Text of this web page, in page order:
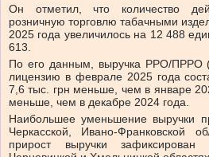
Он отметил, что количество
розничную торговлю табачными
2025 года увеличилось на 12 488
613.
По его данным, выручка РРО/ПРРО
лицензию в феврале 2025 года
7,6 тыс. грн меньше, чем в январе
меньше, чем в декабре 2024 года.
Наибольшее уменьшение выручки
Черкасской, Ивано-Франковской
прирост выручки